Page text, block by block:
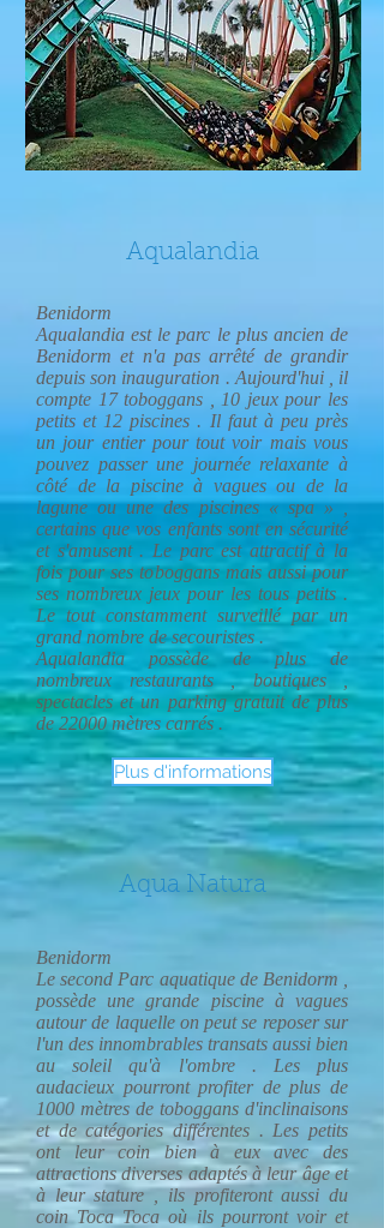
Aqualandia
Benidorm
Aqualandia est le parc le plus ancien de
Benidorm et n'a pas arrêté de grandir
depuis son inauguration . Aujourd'hui , il
compte 17 toboggans , 10 jeux pour les
petits et 12 piscines . Il faut à peu près
un jour entier pour tout voir mais vous
pouvez passer une journée relaxante à
côté de la piscine à vagues ou de la
lagune ou une des piscines « spa » ,
certains que vos enfants sont en sécurité
et s'amusent . Le parc est attractif à la
fois pour ses toboggans mais aussi pour
ses nombreux jeux pour les tous petits .
Le tout constamment surveillé par un
grand nombre de secouristes .
Aqualandia possède de plus de
nombreux restaurants , boutiques ,
spectacles et un parking gratuit de plus
de 22000 mètres carrés .
Plus d'informations
Aqua Natura
Benidorm
Le second Parc aquatique de Benidorm ,
possède une grande piscine à vagues
autour de laquelle on peut se reposer sur
l'un des innombrables transats aussi bien
au soleil qu'à l'ombre . Les plus
audacieux pourront profiter de plus de
1000 mètres de toboggans d'inclinaisons
et de catégories différentes . Les petits
ont leur coin bien à eux avec des
attractions diverses adaptés à leur âge et
à leur stature , ils profiteront aussi du
coin Toca Toca où ils pourront voir et